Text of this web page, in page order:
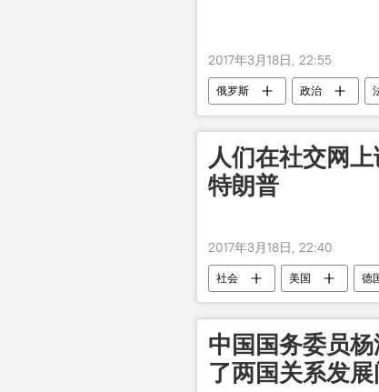
2017年3月18日, 22:55
俄罗斯 政治
封锁
人们在社交网
特朗普
2017年3月18日, 22:40
社会 美国 德
中国国务委员
了两国关系发